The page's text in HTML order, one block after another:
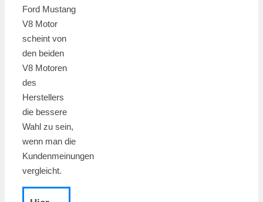
Ford Mustang
V8 Motor
scheint von
den beiden
V8 Motoren
des
Herstellers
die bessere
Wahl zu sein,
wenn man die
Kundenmeinungen
vergleicht.